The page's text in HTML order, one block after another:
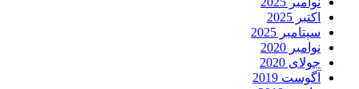
اکتبر 2025
سپتامبر 2025
نوامبر 2020
جولای 2020
آگوست 2019